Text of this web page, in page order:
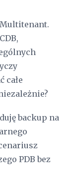
całe
backup na
PDB bez